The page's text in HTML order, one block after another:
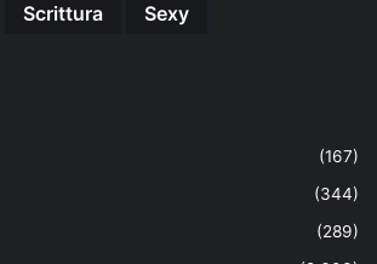
Scrittura
Sexy
(167)
(344)
(289)